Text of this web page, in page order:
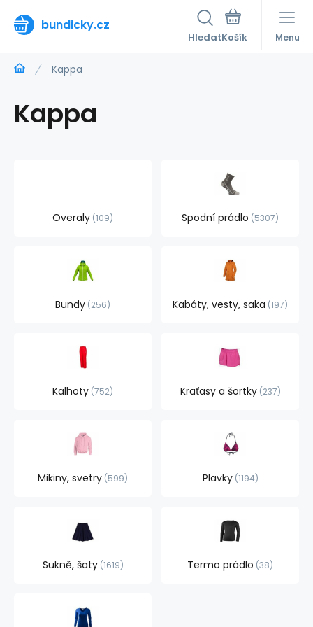
bundicky.cz
Hledat Menu
Kappa
Kappa
Overaly 109 Spodní prádlo 5307
Bundy 256 Kabáty, vesty, saka 197
Kalhoty 752 Kraťasy a šortky 237
Mikiny, svetry 599 Plavky 1194
Sukně, šaty 1619 Termo prádlo 38